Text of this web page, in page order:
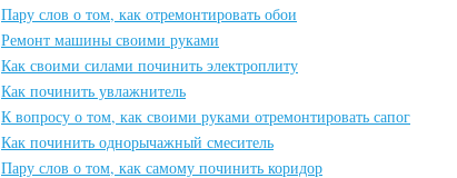
Пару слов о том, как отремонтировать обои
Ремонт машины своими руками
Как своими силами починить электроплиту
Как починить увлажнитель
К вопросу о том, как своими руками отремонтировать сапог
Как починить однорычажный смеситель
Пару слов о том, как самому починить коридор